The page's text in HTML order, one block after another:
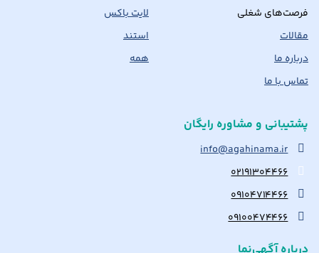
فرصت‌های شغلی
مقالات
درباره ما
تماس با ما
لایت باکس
استند
همه
پشتیبانی و مشاوره رایگان
info@agahinama.ir
۰۲۱۹۱۳۰۴۴۶۶
۰۹۱۰۴۷۱۴۴۶۶
۰۹۱۰۰۴۷۴۴۶۶